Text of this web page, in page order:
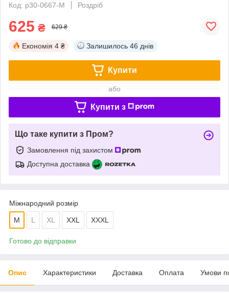
Код: p30-0667-M
Роздріб
625 ₴ 629 ₴
Економія 4 ₴ Залишилось 46 днів
Купити
або
Купити з
Що таке купити з Пром?
Замовлення під захистом
Доступна доставка
Міжнародний розмір
M L XL XXL XXXL
Готово до відправки
Опис Характеристики Доставка Оплата Умови